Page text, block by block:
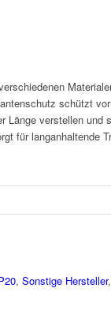
schützt
Länge verstellen
für langanhaltende
, Sonstige Hersteller,